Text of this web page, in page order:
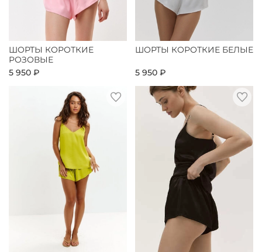
ШОРТЫ КОРОТКИЕ
РОЗОВЫЕ
5 950 ₽
ШОРТЫ КОРОТКИЕ БЕЛЫЕ
5 950 ₽